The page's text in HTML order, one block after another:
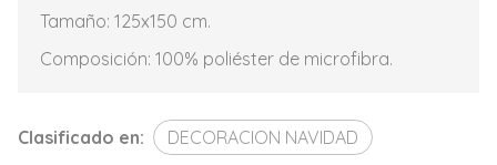
Tamaño: 125x150 cm.
Composición: 100% poliéster de microfibra.
Clasificado en: DECORACION NAVIDAD